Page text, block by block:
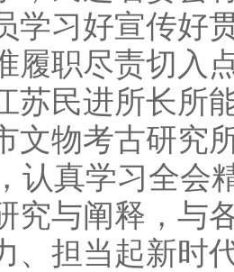
学习好宣传好
履职尽责切入
苏民进所长所
文物考古研究
认真学习全会
究与阐释，与
、担当起新时